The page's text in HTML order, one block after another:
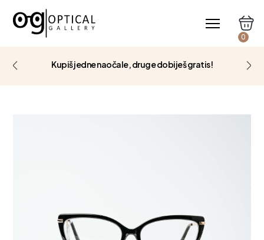
0
Kupiš jedne naočale, druge dobiješ gratis!